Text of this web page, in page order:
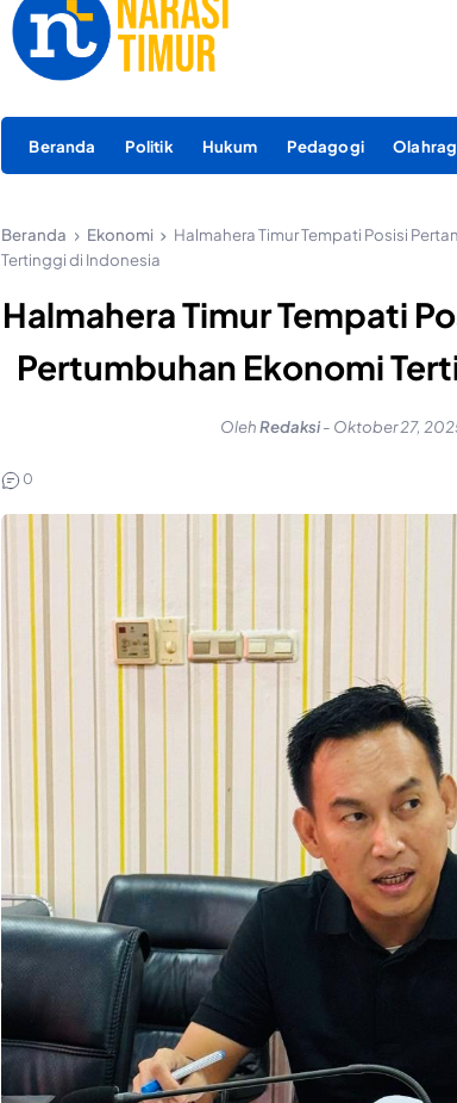
Beranda Politik Hukum Pedagogi
Beranda Ekonomi
Halmahera Timur Tempati Posisi
Tertinggi di Indonesia
Halmahera Timur Tempati
Pertumbuhan Ekonomi
OlehRedaksi - Oktober 27,
0